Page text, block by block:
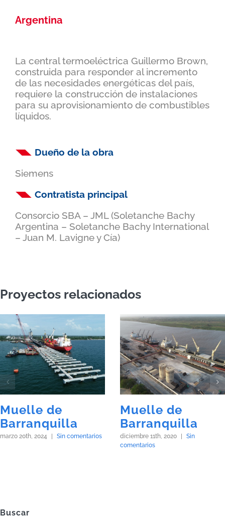
Argentina
La central termoeléctrica Guillermo Brown,
construida para responder al incremento
de las necesidades energéticas del país,
requiere la construcción de instalaciones
para su aprovisionamiento de combustibles
líquidos.
Dueño de la obra
Siemens
Contratista principal
Consorcio SBA – JML (Soletanche Bachy
Argentina – Soletanche Bachy International
– Juan M. Lavigne y Cía)
Proyectos relacionados
Muelle de
Barranquilla
marzo 20th, 2024 Sin comentarios
Muelle de
Barranquilla
diciembre 11th, 2020
Sin
comentarios
Buscar